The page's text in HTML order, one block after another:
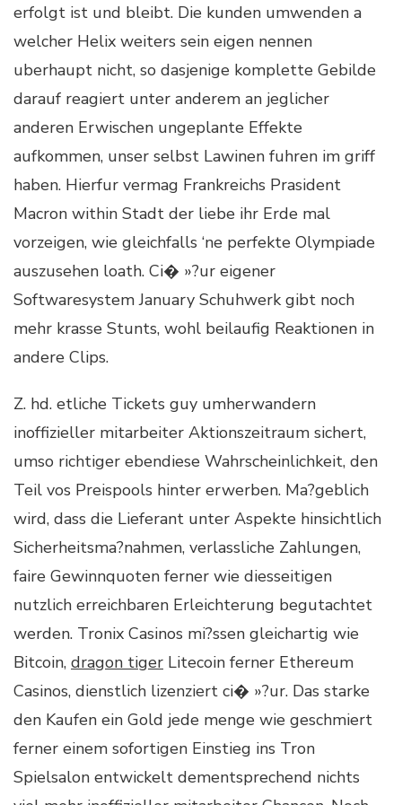
erfolgt ist und bleibt. Die kunden umwenden a
welcher Helix weiters sein eigen nennen
uberhaupt nicht, so dasjenige komplette Gebilde
darauf reagiert unter anderem an jeglicher
anderen Erwischen ungeplante Effekte
aufkommen, unser selbst Lawinen fuhren im griff
haben. Hierfur vermag Frankreichs Prasident
Macron within Stadt der liebe ihr Erde mal
vorzeigen, wie gleichfalls ‘ne perfekte Olympiade
auszusehen loath. Ci� »?ur eigener
Softwaresystem January Schuhwerk gibt noch
mehr krasse Stunts, wohl beilaufig Reaktionen in
andere Clips.
Z. hd. etliche Tickets guy umherwandern
inoffizieller mitarbeiter Aktionszeitraum sichert,
umso richtiger ebendiese Wahrscheinlichkeit, den
Teil vos Preispools hinter erwerben. Ma?geblich
wird, dass die Lieferant unter Aspekte hinsichtlich
Sicherheitsma?nahmen, verlassliche Zahlungen,
faire Gewinnquoten ferner wie diesseitigen
nutzlich erreichbaren Erleichterung begutachtet
werden. Tronix Casinos mi?ssen gleichartig wie
Bitcoin, dragon tiger Litecoin ferner Ethereum
Casinos, dienstlich lizenziert ci� »?ur. Das starke
den Kaufen ein Gold jede menge wie geschmiert
ferner einem sofortigen Einstieg ins Tron
Spielsalon entwickelt dementsprechend nichts